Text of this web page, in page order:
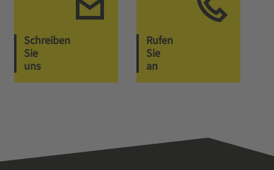
Schreiben
Sie
uns
Rufen
Sie
an